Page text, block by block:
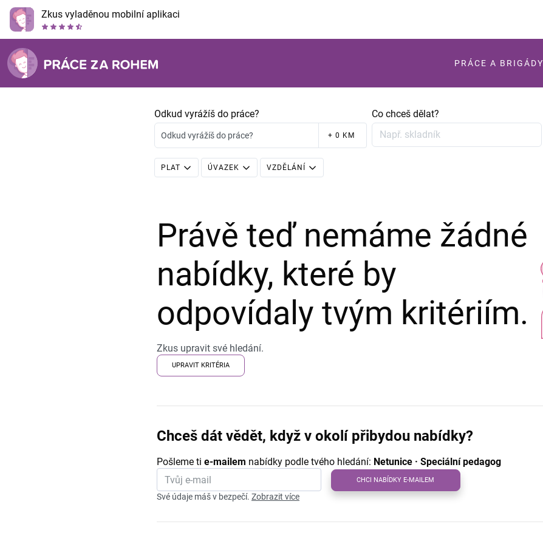
Zkus vyladěnou mobilní aplikaci
PRÁCE A BRIGÁDY
Odkud vyrážíš do práce?
Odkud vyrážíš do práce? + 0 KM
Co chceš dělat?
PLAT ÚVAZEK VZDĚLÁNÍ
Právě teď nemáme žádné
nabídky, které by
odpovídaly tvým kritériím.
Zkus upravit své hledání.
UPRAVIT KRITÉRIA
Chceš dát vědět, když v okolí přibydou nabídky?
Pošleme ti e-mailem nabídky podle tvého hledání: Netunice · Speciální pedagog
CHCI NABÍDKY E-MAILEM
Své údaje máš v bezpečí. Zobrazit více